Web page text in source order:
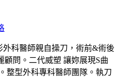
科醫師親自操刀，術前&術後
顧問。二代威塑 讓妳展現S曲
整型外科專科醫師團隊。執刀